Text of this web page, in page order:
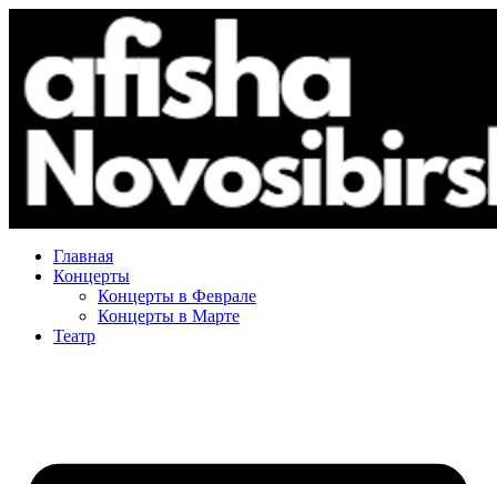
Главная
Концерты
Концерты в Феврале
Концерты в Марте
Театр